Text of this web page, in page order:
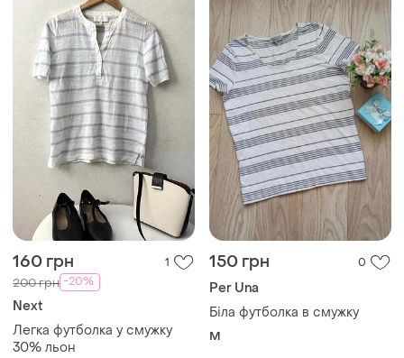
160 грн 1
200 грн -20%
Next
Легка футболка у смужку
30% льон
150 грн 0
Per Una
Біла футболка в смужку
M